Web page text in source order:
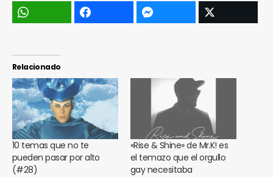
Relacionado
10 temas que no te
pueden pasar por alto
(#28)
«Rise & Shine» de Mr.K! es
el temazo que el orgullo
gay necesitaba